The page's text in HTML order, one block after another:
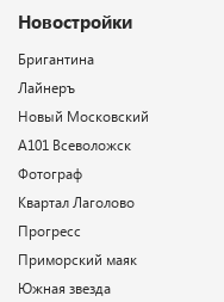
Новостройки
Бригантина
Лайнеръ
Новый Московский
А101 Всеволожск
Фотограф
Квартал Лаголово
Прогресс
Приморский маяк
Южная звезда